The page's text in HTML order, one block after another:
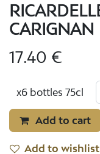
CARIGNAN
17.40 €
Add to cart
Add to wishlist